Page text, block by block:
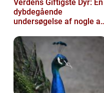
Verdens Giftigste Dyr: En
dybdegående
undersøgelse af nogle af
dødbringende
skabninger...